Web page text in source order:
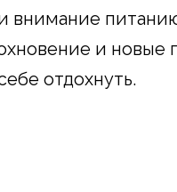
внимание
и новые
отдохнуть.